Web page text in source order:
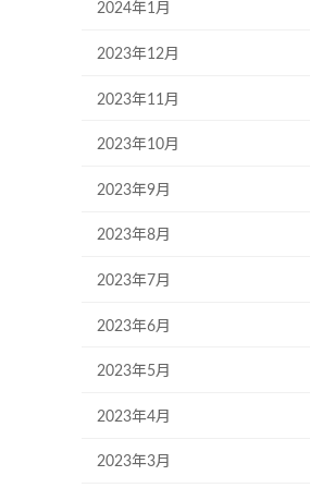
2024年1月
2023年12月
2023年11月
2023年10月
2023年9月
2023年8月
2023年7月
2023年6月
2023年5月
2023年4月
2023年3月